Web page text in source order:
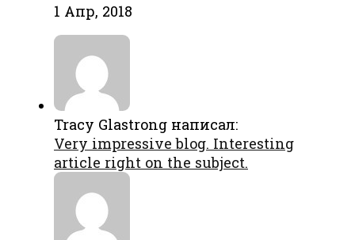
1 Апр, 2018
Tracy Glastrong написал:
Very impressive blog. Interesting
article right on the subject.